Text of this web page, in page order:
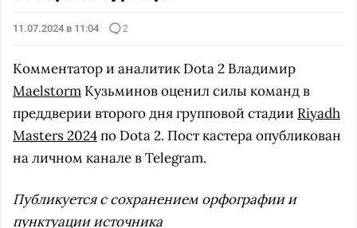
11.07.2024 в 11:04 2
Комментатор и аналитик Dota 2 Владимир
Maelstorm Кузьминов оценил силы команд в
преддверии второго дня групповой стадии Riyadh
Masters 2024по Dota 2. Пост кастера опубликован
на личном канале в Telegram.
Публикуется с сохранением орфографии и
пунктуации источника